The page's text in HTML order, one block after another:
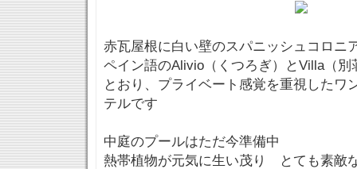
赤瓦屋根に白い壁のスパニッシュコロニ
ペイン語のAlivio（くつろぎ）とVilla（
とおり、プライベート感覚を重視したワ
テルです
中庭のプールはただ今準備中
熱帯植物が元気に生い茂り とても素敵